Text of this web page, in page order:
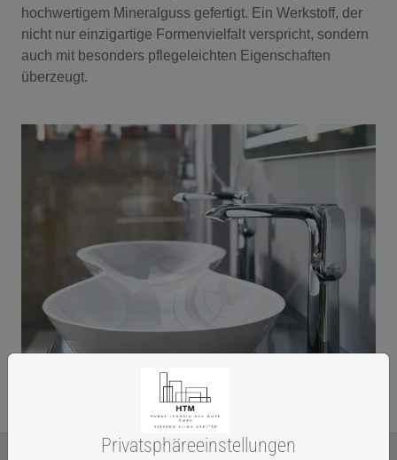
hochwertigem Mineralguss gefertigt. Ein Werkstoff, der
nicht nur einzigartige Formenvielfalt verspricht, sondern
auch mit besonders pflegeleichten Eigenschaften
überzeugt.
Privatsphäre­einstellungen